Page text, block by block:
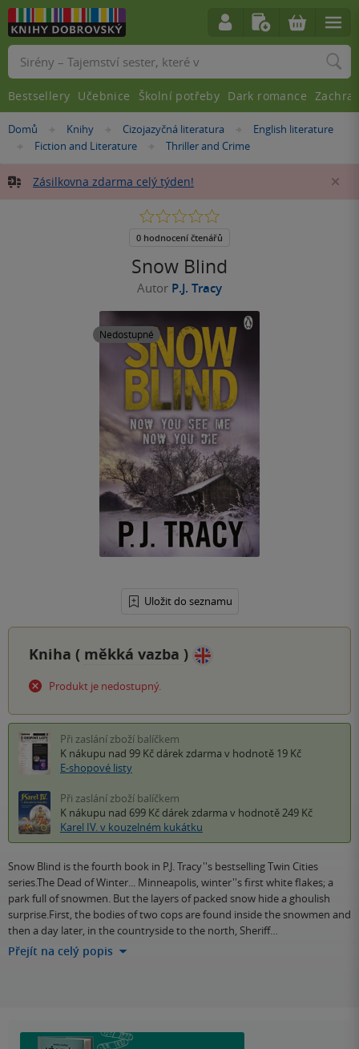
Nacházíte
Domů »Knihy »Cizojazyčná literatura »English literature
»Fiction and Literature »
Thriller and Crime
Zásilkovna zdarma celý týden!
Snow Blind
Autor P.J. Tracy
Nedostupné
Uložit do seznamu
0.0
5
0 hodnocení čtenářů
Kniha ( měkká vazba )
Produkt je nedostupný.
Při zaslání zboží balíčkem
K nákupu nad 99 Kč dárek zdarma v hodnotě 19 Kč
E-shopové listy
Při zaslání zboží balíčkem
K nákupu nad 699 Kč dárek zdarma v hodnotě 249 Kč
Karel IV. v kouzelném kukátku
Snow Blind is the fourth book in P.J. Tracy''s bestselling Twin Cities
series.The Dead of Winter... Minneapolis, winter''s first white flakes; a
park full of snowmen. But the layers of packed snow hide a ghoulish
surprise.First, the bodies of two cops are found inside the snowmen and
then a day later, in the countryside to the north, Sheriff…
Přejít na celý popis
Vyhledávání
Bestsellery Učebnice Školní potřeby Dark romance